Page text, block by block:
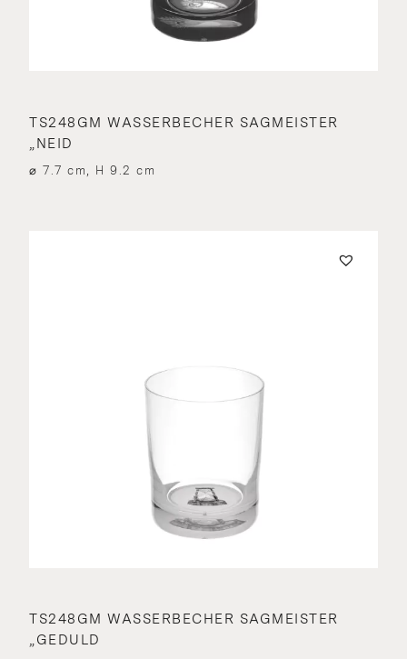
TS248GM WASSERBECHER SAGMEISTER
„NEID
⌀ 7.7 cm, H 9.2 cm
TS248GM WASSERBECHER SAGMEISTER
„GEDULD